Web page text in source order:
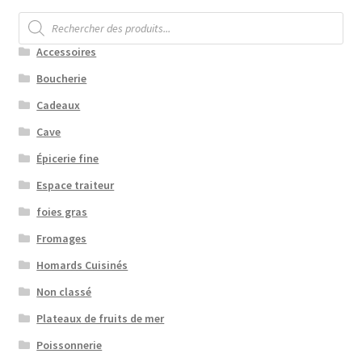
Recherche
de
produits
Accessoires
Boucherie
Cadeaux
Cave
Épicerie fine
Espace traiteur
foies gras
Fromages
Homards Cuisinés
Non classé
Plateaux de fruits de mer
Poissonnerie